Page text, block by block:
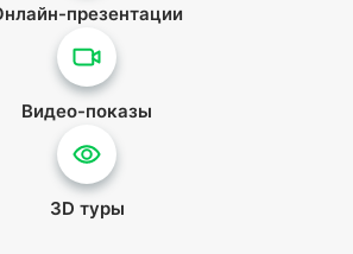
презентации
Видео-показы
3D туры